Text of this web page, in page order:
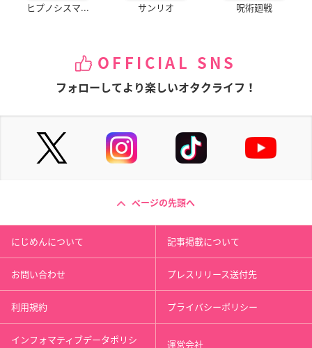
ヒプノシスマ... サンリオ 呪術廻戦
OFFICIAL SNS
フォローしてより楽しいオタクライフ！
ページの先頭へ
にじめんについて 記事掲載について
お問い合わせ プレスリリース送付先
利用規約 プライバシーポリシー
インフォマティブデータポリシ 運営会社